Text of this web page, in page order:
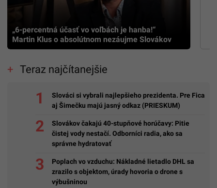
„6-percentná účasť vo voľbách je hanba!“
Martin Klus o absolútnom nezáujme Slovákov
Teraz najčítanejšie
Slováci si vybrali najlepšieho prezidenta. Pre Fica
aj Šimečku majú jasný odkaz (PRIESKUM)
Slovákov čakajú 40-stupňové horúčavy: Pitie
čistej vody nestačí. Odborníci radia, ako sa
správne hydratovať
Poplach vo vzduchu: Nákladné lietadlo DHL sa
zrazilo s objektom, úrady hovoria o drone s
výbušninou